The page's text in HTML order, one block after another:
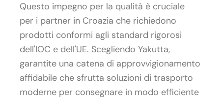
Questo impegno per la qualità è cruciale
per i partner in Croazia che richiedono
prodotti conformi agli standard rigorosi
dell'IOC e dell'UE. Scegliendo Yakutta,
garantite una catena di approvvigionamento
affidabile che sfrutta soluzioni di trasporto
moderne per consegnare in modo efficiente